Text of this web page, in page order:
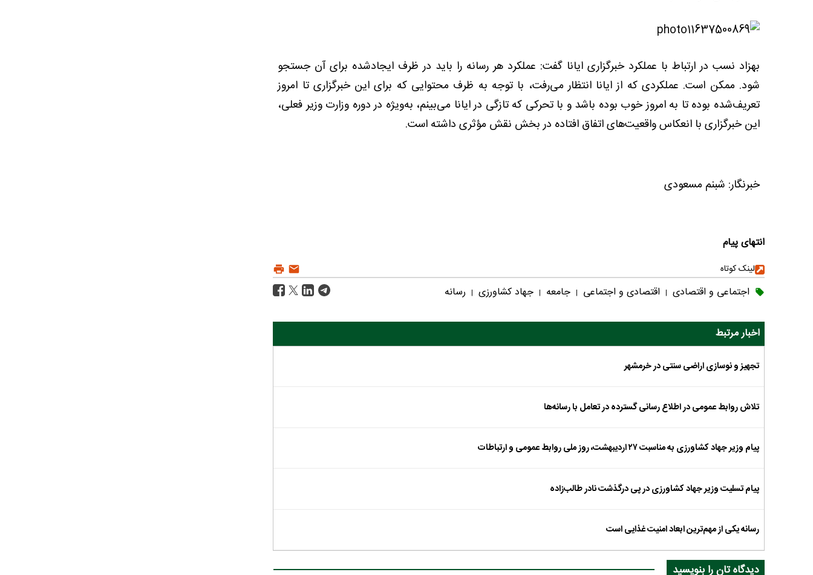
بهزاد نسب در ارتباط با عملکرد خبرگزاری ایانا گفت: عملکرد هر رسانه را باید در ظرف ایجادشده برای آن جستجو
شود. ممکن است. عملکردی که از ایانا انتظار می‌رفت، با توجه به ظرف محتوایی که برای این خبرگزاری تا امروز
تعریف‌شده بوده تا به امروز خوب بوده باشد و با تحرکی که تازگی در ایانا می‌بینم، به‌ویژه در دوره وزارت وزیر فعلی،
این خبرگزاری با انعکاس واقعیت‌های اتفاق افتاده در بخش نقش مؤثری داشته است.
خبرنگار: شبنم مسعودی
انتهای پیام
لینک کوتاه
اجتماعی و اقتصادی | اقتصادی و اجتماعی | جامعه | جهاد کشاورزی | رسانه
اخبار مرتبط
تجهیز و نوسازی اراضی سنتی در خرمشهر
تلاش روابط عمومی در اطلاع رسانی گسترده در تعامل با رسانه‌ها
پیام وزیر جهاد کشاورزی به مناسبت ۲۷ اردیبهشت، روز ملی روابط عمومی و ارتباطات
پیام تسلیت وزیر جهاد کشاورزی در پی درگذشت نادر طالب‌زاده
رسانه یکی از مهم‌ترین ابعاد امنیت غذایی است
دیدگاه تان را بنویسید